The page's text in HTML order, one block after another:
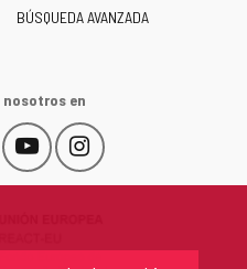
BÚSQUEDA AVANZADA
nosotros en
YouTube
Este
enlace
Instagram
Este
enlace